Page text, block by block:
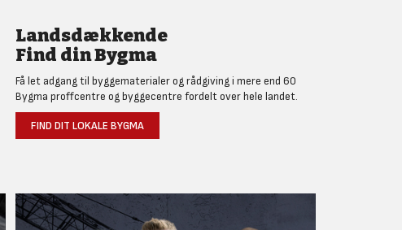
Landsdækkende
Find din Bygma
Få let adgang til byggematerialer og rådgiving i mere end 60
Bygma proffcentre og byggecentre fordelt over hele landet.
FIND DIT LOKALE BYGMA